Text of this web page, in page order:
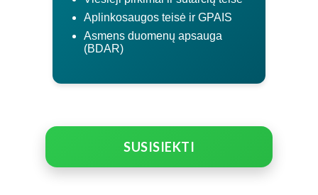
Aplinkosaugos teisė ir GPAIS
Asmens duomenų apsauga
(BDAR)
SUSISIEKTI